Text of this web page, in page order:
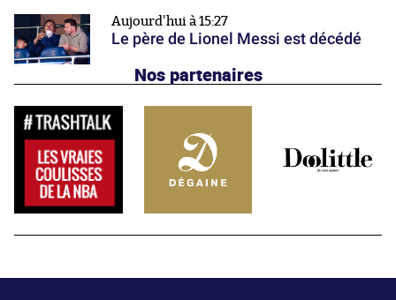
Aujourd'hui à 15:27
Le père de Lionel Messi est décédé
Nos partenaires